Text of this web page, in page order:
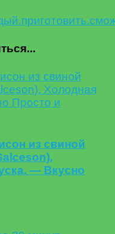
приготовить.
из свиной
— Вкусно